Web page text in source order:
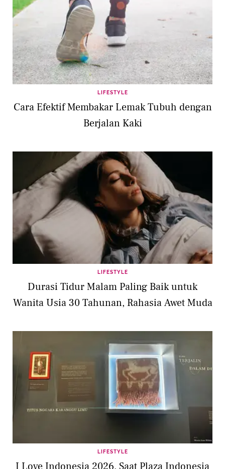
LIFESTYLE
Cara Efektif Membakar Lemak Tubuh dengan
Berjalan Kaki
LIFESTYLE
Durasi Tidur Malam Paling Baik untuk
Wanita Usia 30 Tahunan, Rahasia Awet Muda
LIFESTYLE
I Love Indonesia 2026, Saat Plaza Indonesia